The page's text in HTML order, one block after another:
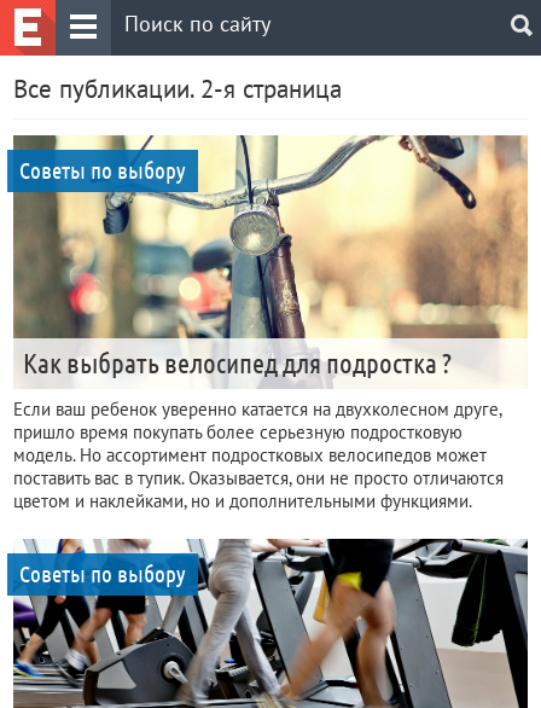
Все публикации. 2-я страница
Советы по выбору
Как выбрать велосипед для подростка ?
Если ваш ребенок уверенно катается на двухколесном друге,
пришло время покупать более серьезную подростковую
модель. Но ассортимент подростковых велосипедов может
поставить вас в тупик. Оказывается, они не просто отличаются
цветом и наклейками, но и дополнительными функциями.
Советы по выбору